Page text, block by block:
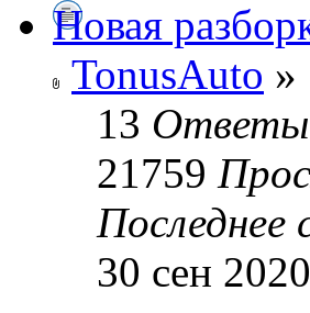
Новая
TonusAuto »
13 Ответы
21759
Последнее
30 сен